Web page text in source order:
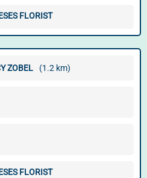
FLORIST
ZOBEL (1.2 km)
FLORIST